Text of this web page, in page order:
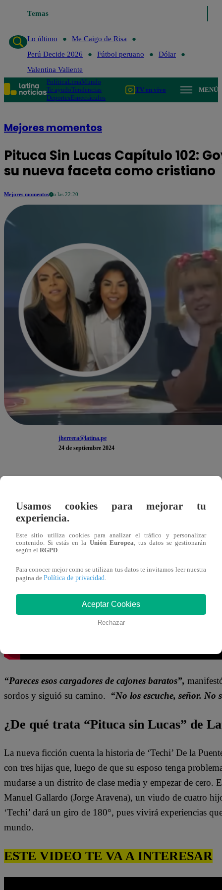
Temas
Lo último
Me Caigo de Risa
Perú Decide 2026
Fútbol peruano
Dólar
Valentina Valiente
PolíticaLimaMundo
Te ayudoTendencias
DeportesEspectáculos
TV en vivo MENÚ
Mejores momentos
Pituca Sin Lucas Capítulo 102:
su nueva faceta como cristiano
Mejores momentos a las 22:20
jherrera@latina.pe
24 de septiembre 2024
Goyo volvió de la iglesia y sorprendió a Conchita y
mejor forma.
“No ando disfrazado, hermana. Así nos
Conchita tampoco se quedó atrás y comenzó a molestar
las finales no se están burlando de mí, se están
Gregorio.
“Pareces esos cargadores de cajones baratos”,
sordos y siguió su camino. “No los escuche, señor. No
¿De qué trata “Pituca sin Lucas” de
La nueva ficción cuenta la historia de ‘Techi’ De la
con tres hijas que, luego de que su esposo tenga
mudarse a un distrito de clase media y empezar de cero.
Manuel Gallardo (Jorge Aravena), un viudo de cuatro
‘Techi’ dará un giro de 180°, pues vivirá experiencias
mundo.
ESTE VIDEO TE VA A INTERESAR
Usamos cookies para mejorar tu
experiencia.
Este sitio utiliza cookies para analizar el tráfico y personalizar
contenido. Si estás en la Unión Europea, tus datos se gestionarán
según el RGPD.
Para conocer mejor como se utilizan tus datos te invitamos leer nuestra
pagina de Política de privacidad.
Aceptar Cookies
Rechazar